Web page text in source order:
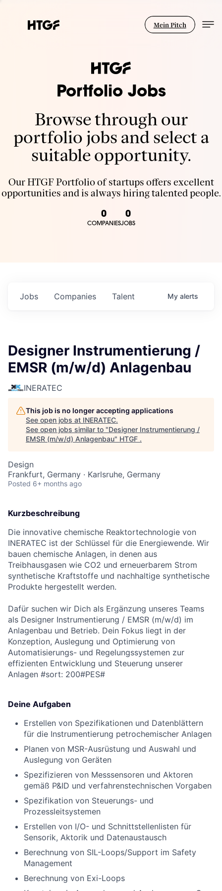
Mein Pitch
Portfolio Jobs
Browse through our
portfolio jobs and select a
suitable opportunity.
Our HTGF Portfolio of startups offers excellent
opportunities and is always hiring talented people.
0
COMPANIES
0
JOBS
Jobs Companies Talent My alerts
Designer Instrumentierung /
EMSR (m/w/d) Anlagenbau
INERATEC
This job is no longer accepting applications
See open jobs at INERATEC.
See open jobs similar to "Designer Instrumentierung /
EMSR (m/w/d) Anlagenbau" HTGF .
Design
Frankfurt, Germany · Karlsruhe, Germany
Posted 6+ months ago
Kurzbeschreibung
Die innovative chemische Reaktortechnologie von
INERATEC ist der Schlüssel für die Energiewende. Wir
bauen chemische Anlagen, in denen aus
Treibhausgasen wie CO2 und erneuerbarem Strom
synthetische Kraftstoffe und nachhaltige synthetische
Produkte hergestellt werden.
Dafür suchen wir Dich als Ergänzung unseres Teams
als Designer Instrumentierung / EMSR (m/w/d) im
Anlagenbau und Betrieb. Dein Fokus liegt in der
Konzeption, Auslegung und Optimierung von
Automatisierungs- und Regelungssystemen zur
effizienten Entwicklung und Steuerung unserer
Anlagen #sort: 200#PES#
Deine Aufgaben
Erstellen von Spezifikationen und Datenblättern
für die Instrumentierung petrochemischer Anlagen
Planen von MSR-Ausrüstung und Auswahl und
Auslegung von Geräten
Spezifizieren von Messsensoren und Aktoren
gemäß P&ID und verfahrenstechnischen Vorgaben
Spezifikation von Steuerungs- und
Prozessleitsystemen
Erstellen von I/O- und Schnittstellenlisten für
Sensorik, Aktorik und Datenaustausch
Berechnung von SIL-Loops/Support im Safety
Management
Berechnung von Exi-Loops